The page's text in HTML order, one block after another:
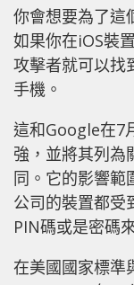
你會想要為了這
如果你在iOS裝
攻擊者就可以找
手機。
這和Google在7
強，並將其列
同。它的影響範
公司的裝置都受
PIN碼或是密碼
在美國國家標準